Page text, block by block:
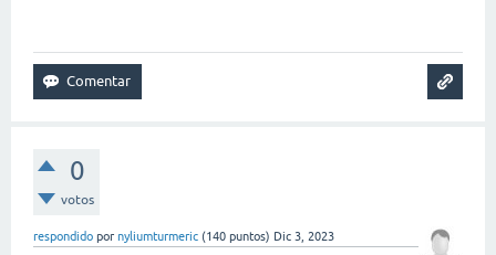
0
votos
respondido por nyliumturmeric (140 puntos) Dic 3, 2023